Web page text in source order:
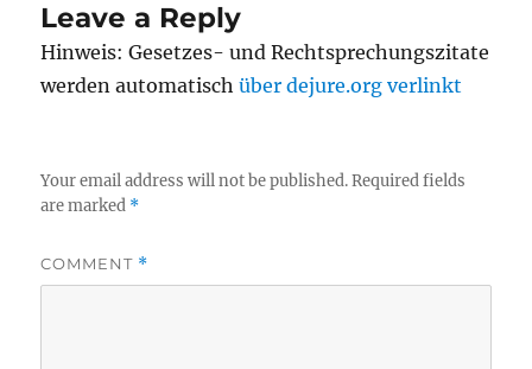
Leave a Reply
Hinweis: Gesetzes- und Rechtsprechungszitate
werden automatischüber dejure.org verlinkt
Your email address will not be published. Required fields
are marked *
COMMENT *